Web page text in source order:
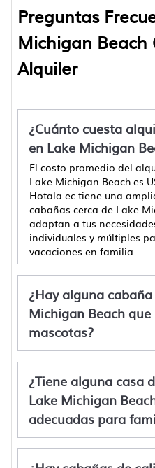
Preguntas
Michigan Beach
Alquiler
¿Cuánto cuesta
en Lake Michigan
El costo promedio del
Lake Michigan Beach es
Hotala.ec tiene una
cabañas cerca de Lake
adaptan a tus
individuales y múltiples
vacaciones en familia.
¿Hay alguna
Michigan Beach
mascotas?
Dog-friendly
grill, & wood-
tranquila con
Cozy. Clean,
¿Tiene alguna casa
Lake Michigan
adecuadas para